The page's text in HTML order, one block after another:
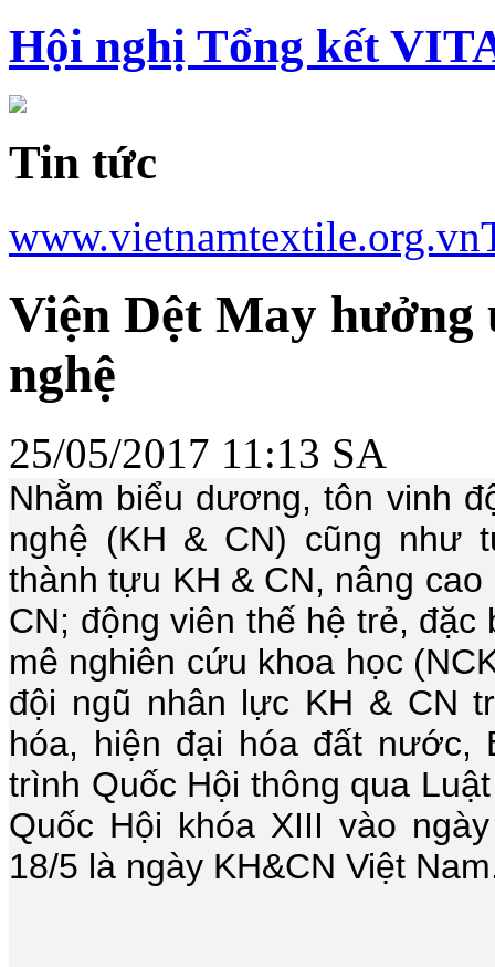
Hội nghị Tổng kết
Tin tức
www.vietnamtextile.org.vn
Viện Dệt May hưởng
nghệ
25/05/2017 11:13 SA
Nhằm biểu dương, tôn vinh
nghệ (KH & CN) cũng như
thành tựu KH & CN, nâng
CN; động viên thế hệ trẻ, đặc
mê nghiên cứu khoa học
đội ngũ nhân lực KH & CN
hóa, hiện đại hóa đất nước,
trình Quốc Hội thông qua
Quốc Hội khóa XIII vào
18/5 là ngày KH&CN Việt